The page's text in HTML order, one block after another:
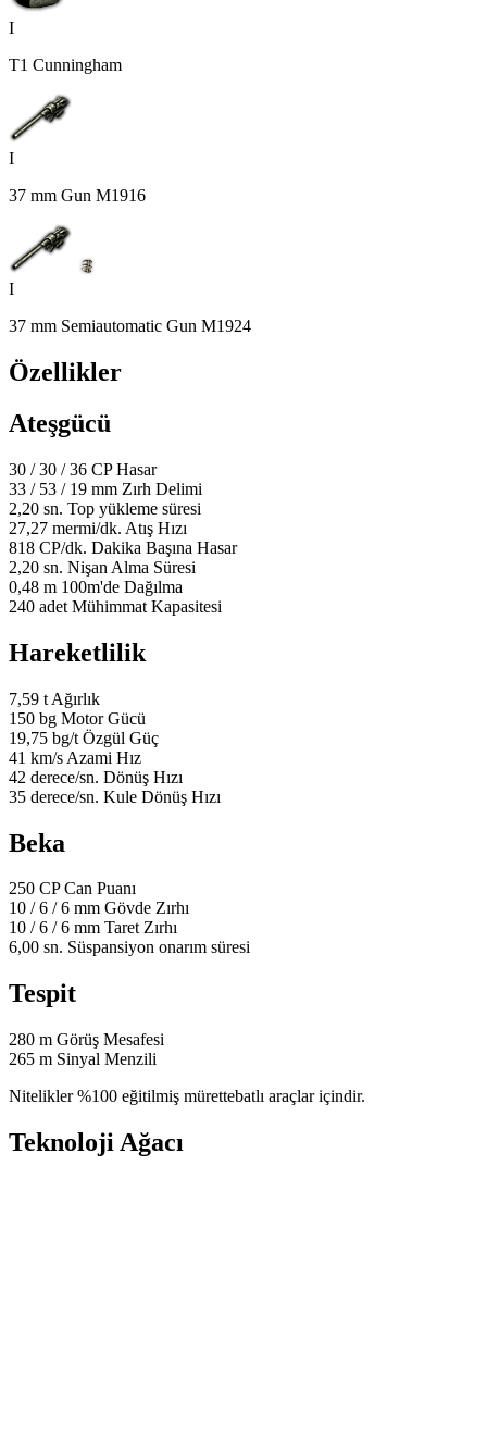
I
T1 Cunningham
I
37 mm Gun M1916
I
37 mm Semiautomatic Gun M1924
Özellikler
Ateşgücü
30 /30 /36 CPHasar
33 / 53 / 19 mm Zırh Delimi
2,20 sn. Top yükleme süresi
27,27 mermi/dk. Atış Hızı
818 CP/dk. Dakika Başına Hasar
2,20 sn. Nişan Alma Süresi
0,48 m 100m'de Dağılma
240 adet Mühimmat Kapasitesi
Hareketlilik
7,59 t Ağırlık
150 bg Motor Gücü
19,75 bg/t Özgül Güç
41 km/s Azami Hız
42 derece/sn. Dönüş Hızı
35 derece/sn. Kule Dönüş Hızı
Beka
250 CPCan Puanı
10 /6 /6 mm Gövde Zırhı
10 /6 /6 mm Taret Zırhı
6,00 sn. Süspansiyon onarım süresi
Tespit
280 m Görüş Mesafesi
265 m Sinyal Menzili
Nitelikler %100 eğitilmiş mürettebatlı araçlar içindir.
Teknoloji Ağacı